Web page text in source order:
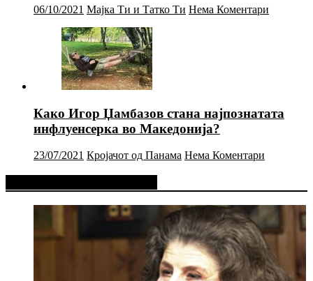
06/10/2021 Мајка Ти и Татко Ти Нема Коментари
Како Игор Џамбазов стана најпознатата
инфлуенсерка во Македонија?
23/07/2021 Кројачот од Панама Нема Коментари